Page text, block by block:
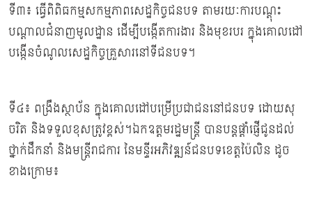
ទី៣៖ ធ្វើពិពិធកម្មសកម្មភាពសេដ្ឋកិច្ចជនបទ តាមរយៈការបណ្តុះ
បណ្ដាលជំនាញមូលដ្ឋាន ដើម្បីបង្កើតការងារ និងមុខរបរ ក្នុងគោលដៅ
បង្កើនចំណូលសេដ្ឋកិច្ចគ្រួសារនៅទីជនបទ។
ទី៤៖ ពង្រឹងស្ថាប័ន ក្នុងគោលដៅបម្រើប្រជាជននៅជនបទ ដោយសុ
ចរិត និងទទួលខុសត្រូវខ្ពស់។ឯកឧត្ដមរដ្ឋមន្រ្ដី បានបន្តផ្ដាំផ្ញើជូនដល់
ថ្នាក់ដឹកនាំ និងមន្ត្រីរាជការ នៃមន្ទីរអភិវឌ្ឍន៍ជនបទខេត្តប៉ៃលិន ដូច
ខាងក្រោម៖